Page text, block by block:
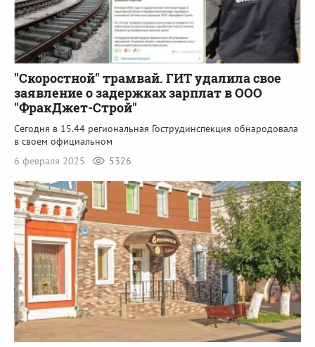
"Скоростной" трамвай. ГИТ удалила свое
заявление о задержках зарплат в ООО
"ФракДжет-Строй"
Сегодня в 15.44 региональная Гострудинспекция обнародовала
в своем официальном
6 февраля 2025
5326